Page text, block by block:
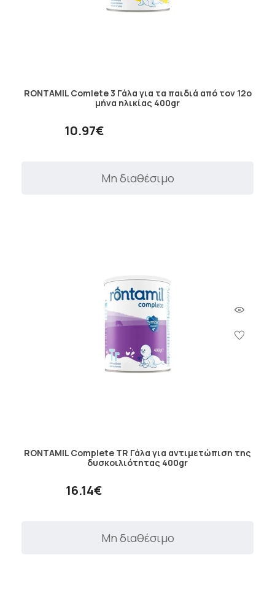
RONTAMIL Comlete 3 Γάλα για τα παιδιά από τον 12ο
μήνα ηλικίας 400gr
10.97€
Μη διαθέσιμο
RONTAMIL Complete TR Γάλα για αντιμετώπιση της
δυσκοιλιότητας 400gr
16.14€
Μη διαθέσιμο